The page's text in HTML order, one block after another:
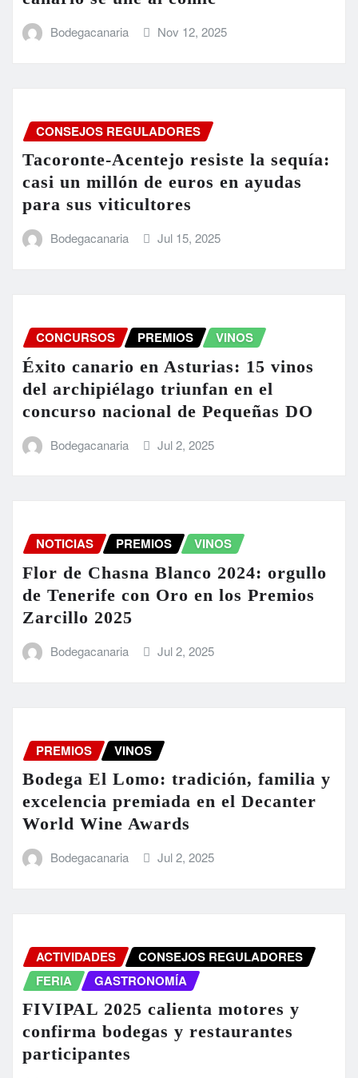
Bodegacanaria Nov 12, 2025
CONSEJOS REGULADORES
Tacoronte-Acentejo resiste la sequía:
casi un millón de euros en ayudas
para sus viticultores
Bodegacanaria Jul 15, 2025
CONCURSOS PREMIOS VINOS
Éxito canario en Asturias: 15 vinos
del archipiélago triunfan en el
concurso nacional de Pequeñas DO
Bodegacanaria Jul 2, 2025
NOTICIAS PREMIOS VINOS
Flor de Chasna Blanco 2024: orgullo
de Tenerife con Oro en los Premios
Zarcillo 2025
Bodegacanaria Jul 2, 2025
PREMIOS VINOS
Bodega El Lomo: tradición, familia y
excelencia premiada en el Decanter
World Wine Awards
Bodegacanaria Jul 2, 2025
ACTIVIDADES
CONSEJOS REGULADORES
FERIA
GASTRONOMÍA
FIVIPAL 2025 calienta motores y
confirma bodegas y restaurantes
participantes